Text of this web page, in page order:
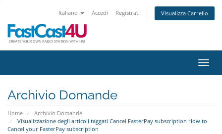
Italiano Accedi Registrati Visualizza Carrello
Archivio Domande
Home
Archivio Domande
Visualizzazione degli articoli taggati Cancel FasterPay subscription How to
Cancel your FasterPay subscription